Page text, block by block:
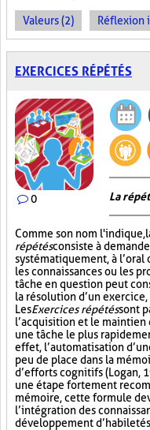
Valeurs (2) Réflexion
EXERCICES RÉPÉTÉS
0 La
Comme son nom l'indique,
répétésconsiste à
systématiquement, à l’oral
les connaissances ou les
tâche en question peut
la résolution d’un
LesExercices répétéssont
l’acquisition et le maintien
une tâche le plus
effet, l’automatisation
peu de place dans la
d’efforts cognitifs (Logan,
une étape fortement
mémoire, cette formule
l’intégration des
développement